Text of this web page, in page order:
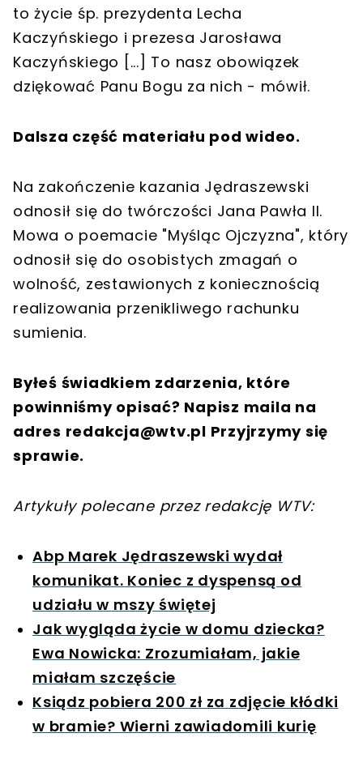
to życie śp. prezydenta Lecha
Kaczyńskiego i prezesa Jarosława
Kaczyńskiego [...] To nasz obowiązek
dziękować Panu Bogu za nich - mówił.
Dalsza część materiału pod wideo.
Na zakończenie kazania Jędraszewski
odnosił się do twórczości Jana Pawła II.
Mowa o poemacie "Myśląc Ojczyzna", który
odnosił się do osobistych zmagań o
wolność, zestawionych z koniecznością
realizowania przenikliwego rachunku
sumienia.
Byłeś świadkiem zdarzenia, które
powinniśmy opisać? Napisz maila na
adres redakcja@wtv.pl Przyjrzymy się
sprawie.
Artykuły polecane przez redakcję WTV:
Abp Marek Jędraszewski wydał
komunikat. Koniec z dyspensą od
udziału w mszy świętej
Jak wygląda życie w domu dziecka?
Ewa Nowicka: Zrozumiałam, jakie
miałam szczęście
Ksiądz pobiera 200 zł za zdjęcie kłódki
w bramie? Wierni zawiadomili kurię